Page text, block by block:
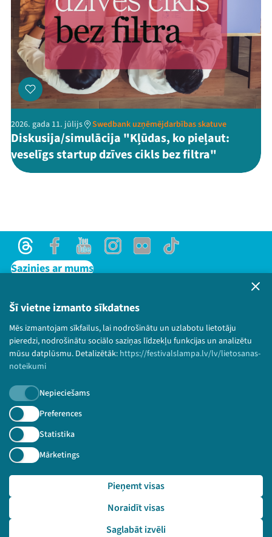
Šī vietne izmanto sīkdatnes
Mēs izmantojam sīkfailus, lai nodrošinātu un uzlabotu lietotāju
pieredzi, nodrošinātu sociālo saziņas līdzekļu funkcijas un analizētu
mūsu datplūsmu. Detalizētāk: https://festivalslampa.lv/lv/lietosanas-
noteikumi
Nepieciešams
Preferences
Statistika
Mārketings
Saglabāt izvēli
Noraidīt visas
Pieņemt visas
2026. gada 11. jūlijs Swedbank uzņēmējdarbības skatuve
Diskusija/simulācija "Kļūdas, ko pieļaut:
veselīgs startup dzīves cikls bez filtra"
ThreadsFacebookYoutubeInstagram
Flick TikTok
Sazinies ar mums
Lietošanas noteikumi un sīkdatņu politika
Bērnu aizsardzības politika
© 2026 Sarunu festivāls LAMPA Visas tiesības
paturētas.
Piesakies jaunumiem!
Nepalaid garām aktuālāko informāciju!
Pieteikties
🔗 https://festivalslampa.lv/lv/video-arhivs/2865